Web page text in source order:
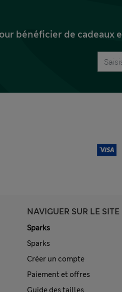
bénéficier de cadeaux
NAVIGUER SUR LE SITE
Sparks
Sparks
Créer un compte
Paiement et offres
Guide des tailles